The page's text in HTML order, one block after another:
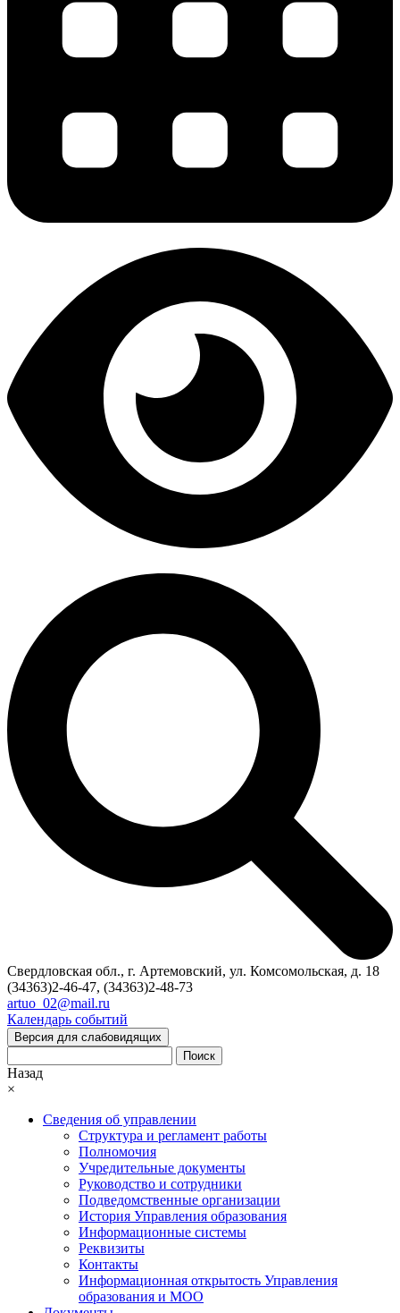
Свердловская обл., г. Артемовский, ул. Комсомольская, д. 18
(34363)2-46-47, (34363)2-48-73
artuo_02@mail.ru
Календарь событий
Версия для слабовидящих
Поиск
Назад
×
Сведения об управлении
Структура и регламент работы
Полномочия
Учредительные документы
Руководство и сотрудники
Подведомственные организации
История Управления образования
Информационные системы
Реквизиты
Контакты
Информационная открытость Управления
образования и МОО